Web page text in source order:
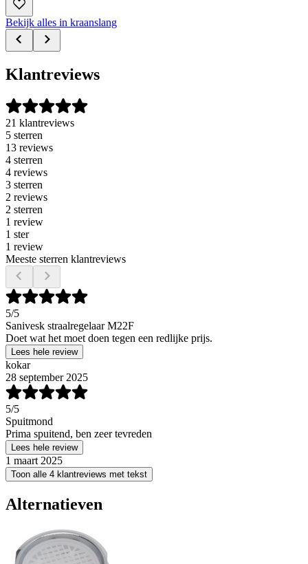
Bekijk alles in kraanslang
Klantreviews
21 klantreviews
5 sterren
13 reviews
4 sterren
4 reviews
3 sterren
2 reviews
2 sterren
1 review
1 ster
1 review
Meeste sterren klantreviews
5/5
Sanivesk straalregelaar M22F
Doet wat het moet doen tegen een redlijke prijs.
Lees hele review
kokar
28 september 2025
5/5
Spuitmond
Prima spuitend, ben zeer tevreden
Lees hele review
1 maart 2025
Toon alle 4 klantreviews met tekst
Alternatieven